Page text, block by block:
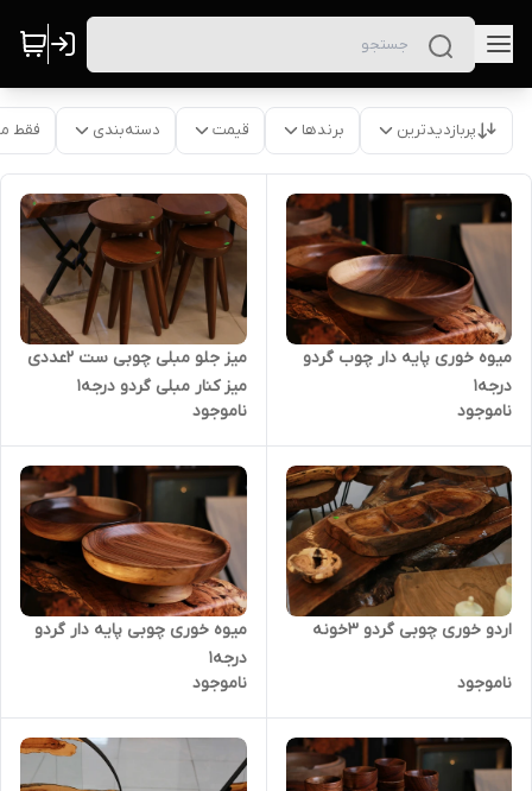
پربازدیدترین برندها قیمت دسته‌بندی فقط
میوه خوری پایه دار چوب گردو
درجه1
ناموجود
میز جلو مبلی چوبی ست 2عددی
میز کنار مبلی گردو درجه1
ناموجود
اردو خوری چوبی گردو 3خونه
ناموجود
میوه خوری چوبی پایه دار گردو
درجه1
ناموجود